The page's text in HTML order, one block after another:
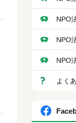
NPO
NPO
NPO
よく